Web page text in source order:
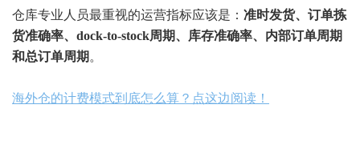
仓库专业人员最重视的运营指标应该是： 准时发货、订单拣
货准确率、dock-to-stock周期、库存准确率、内部订单周期
和总订单周期 。
海外仓的计费模式到底怎么算？点这边阅读！